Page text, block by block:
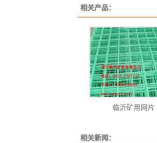
相关产品：
临沂矿用网片
相关新闻：